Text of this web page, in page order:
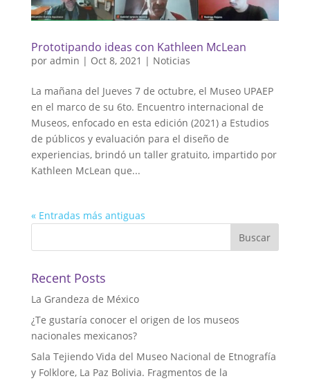
Prototipando ideas con Kathleen McLean
por admin | Oct 8, 2021 | Noticias
La mañana del Jueves 7 de octubre, el Museo UPAEP
en el marco de su 6to. Encuentro internacional de
Museos, enfocado en esta edición (2021) a Estudios
de públicos y evaluación para el diseño de
experiencias, brindó un taller gratuito, impartido por
Kathleen McLean que...
« Entradas más antiguas
Buscar
Recent Posts
La Grandeza de México
¿Te gustaría conocer el origen de los museos
nacionales mexicanos?
Sala Tejiendo Vida del Museo Nacional de Etnografía
y Folklore, La Paz Bolivia. Fragmentos de la